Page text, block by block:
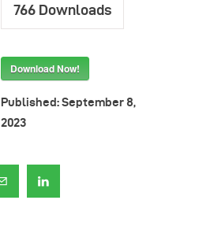
766Downloads
Download Now!
Published:September 8,
2023